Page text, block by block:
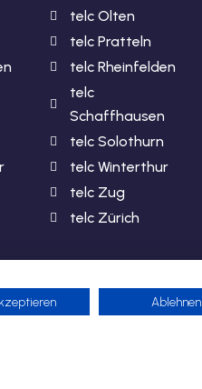
telc Olten
telc Pratteln
telc Rheinfelden
telc
Schaffhausen
telc Solothurn
telc Winterthur
telc Zug
telc Zürich
Ablehnen